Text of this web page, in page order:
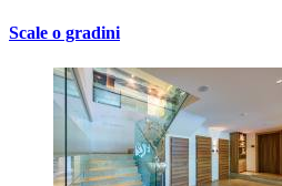
Scale o gradini